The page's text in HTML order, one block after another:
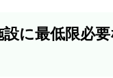
に最低限必